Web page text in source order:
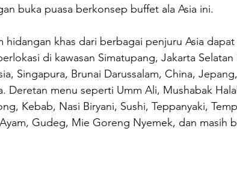
buka puasa berkonsep buffet ala Asia ini.
hidangan khas dari berbagai penjuru Asia
di kawasan Simatupang, Jakarta
Singapura, Brunai Darussalam, China,
Deretan menu seperti Umm Ali, Mushabak
Kebab, Nasi Biryani, Sushi, Teppanyaki,
Gudeg, Mie Goreng Nyemek, dan masih